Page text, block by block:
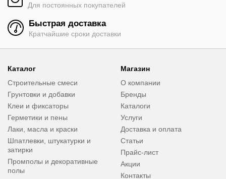
Для постоянных покупателей
Быстрая доставка
Кратчайшие сроки доставки
Каталог
Строительные смеси
Грунтовки и добавки
Клеи и фиксаторы
Герметики и пены
Лаки, масла и краски
Шпатлевки, штукатурки и
затирки
Промполы и декоративные
полы
Магазин
О компании
Бренды
Каталоги
Услуги
Доставка и оплата
Статьи
Прайс-лист
Акции
Контакты